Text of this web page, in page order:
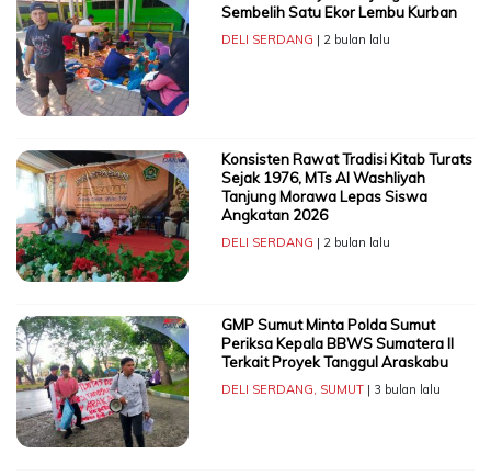
Sembelih Satu Ekor Lembu Kurban
DELI SERDANG | 2 bulan lalu
Konsisten Rawat Tradisi Kitab Turats
Sejak 1976, MTs Al Washliyah
Tanjung Morawa Lepas Siswa
Angkatan 2026
DELI SERDANG | 2 bulan lalu
GMP Sumut Minta Polda Sumut
Periksa Kepala BBWS Sumatera II
Terkait Proyek Tanggul Araskabu
DELI SERDANG, SUMUT| 3 bulan lalu